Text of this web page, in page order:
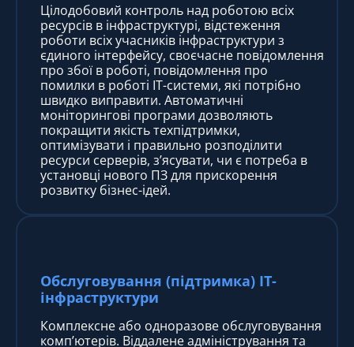
Цілодобовий контроль над роботою всіх
ресурсів в інфраструктурі, відстеження
роботи всіх учасників інфраструктури з
єдиного інтерфейсу, своєчасне повідомлення
про збої в роботі, повідомлення про
помилки в роботі ІТ-системи, які потрібно
швидко виправити. Автоматичні
моніторингові програми дозволяють
покращити якість техпідтримки,
оптимізувати і правильно розподілити
ресурси серверів, з’ясувати, чи є потреба в
установці нового ПЗ для прискорення
розвитку бізнес-ідей.
Обслуговування (підтримка) IT-
інфраструктури
Комплексне або одноразове обслуговування
комп’ютерів. Віддалене адміністрування та